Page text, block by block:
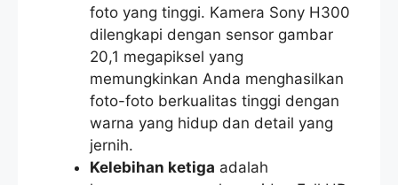
foto yang tinggi. Kamera Sony H300
dilengkapi dengan sensor gambar
20,1 megapiksel yang
memungkinkan Anda menghasilkan
foto-foto berkualitas tinggi dengan
warna yang hidup dan detail yang
jernih.
Kelebihan ketiga adalah